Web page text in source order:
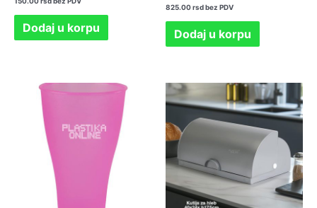
Dodaj u korpu
825.00rsdbez PDV
Dodaj u korpu
Ovaj
proizvod
varijanti.
Ovaj
ima
više
Opcije
mogu